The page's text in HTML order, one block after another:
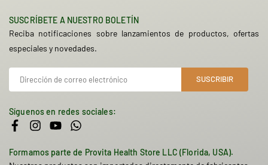
SUSCRÍBETE A NUESTRO BOLETÍN
Reciba notificaciones sobre lanzamientos de productos, ofertas
especiales y novedades.
SUSCRIBIR
Síguenos en redes sociales:
FacebookInstagram
YouTube
Formamos parte de Provita Health Store LLC (Florida, USA).